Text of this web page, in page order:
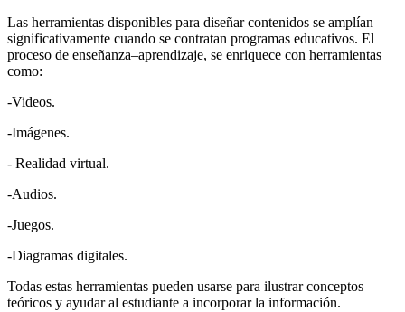
Las herramientas disponibles para diseñar contenidos se amplían
significativamente cuando se contratan programas educativos. El
proceso de enseñanza–aprendizaje, se enriquece con herramientas
como:
-Videos.
-Imágenes.
- Realidad virtual.
-Audios.
-Juegos.
-Diagramas digitales.
Todas estas herramientas pueden usarse para ilustrar conceptos
teóricos y ayudar al estudiante a incorporar la información.